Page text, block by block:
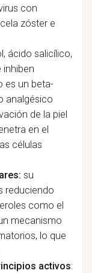
con
zóster e
ácido salicílico,
es un beta-
analgésico
de la piel
en el
células
su
reduciendo
como el
mecanismo
lo que
activos: